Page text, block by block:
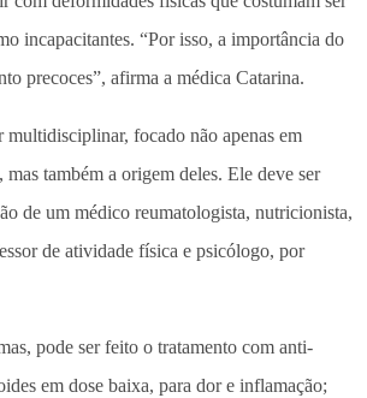
incapacitantes. “Por isso, a importância do
precoces”, afirma a médica Catarina.
multidisciplinar, focado não apenas em
mas também a origem deles. Ele deve ser
de um médico reumatologista, nutricionista,
de atividade física e psicólogo, por
pode ser feito o tratamento com anti-
em dose baixa, para dor e inflamação;